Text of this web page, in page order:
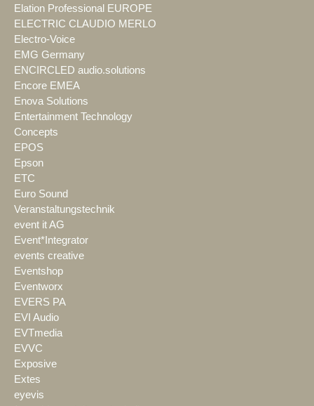
Elation Professional EUROPE
ELECTRIC CLAUDIO MERLO
Electro-Voice
EMG Germany
ENCIRCLED audio.solutions
Encore EMEA
Enova Solutions
Entertainment Technology
Concepts
EPOS
Epson
ETC
Euro Sound
Veranstaltungstechnik
event it AG
Event*Integrator
events creative
Eventshop
Eventworx
EVERS PA
EVI Audio
EVTmedia
EVVC
Exposive
Extes
eyevis